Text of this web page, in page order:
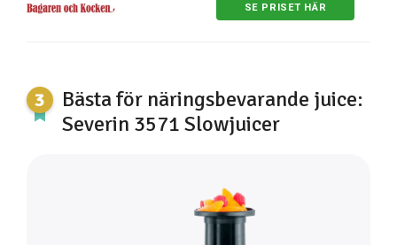
SE PRISET HÄR
Bästa för näringsbevarande juice:
Severin 3571 Slowjuicer